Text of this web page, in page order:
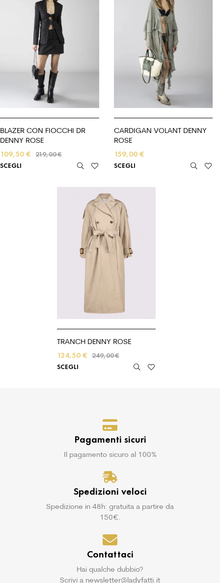
BLAZER CON FIOCCHI DR
DENNY ROSE
219,00€
109,50 €
SCEGLI
CARDIGAN VOLANT DENNY
ROSE
159,00 €
SCEGLI
TRANCH DENNY ROSE
249,00€
124,50 €
SCEGLI
Pagamenti sicuri
Il pagamento sicuro al 100%
Spedizioni veloci
Spedizione in 48h: gratuita a partire da
150€.
Contattaci
Hai qualche dubbio?
Scrivi a newsletter@ladyfatti.it